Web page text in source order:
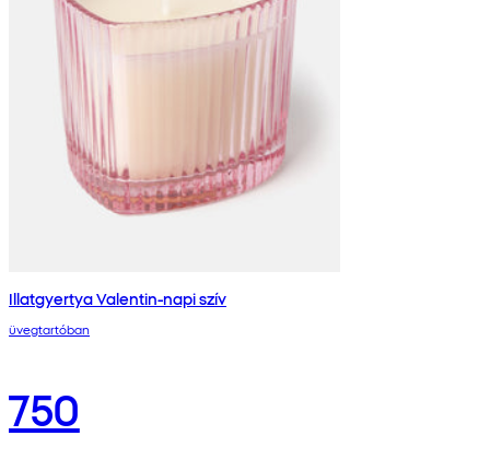
Illatgyertya Valentin-napi szív
üvegtartóban
750